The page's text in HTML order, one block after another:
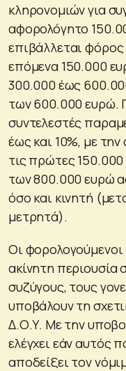
κληρονομιών για
αφορολόγητο
επιβάλλεται φόρος
επόμενα 150.000
300.000 έως
των 600.000 ευρώ.
συντελεστές
έως και 10%, με
τις πρώτες
των 800.000 ευρώ
όσο και κινητή
μετρητά).
Οι
ακίνητη περιουσία
συζύγους, τους
υποβάλουν τη
Δ.Ο.Υ. Με την
ελέγχει εάν αυτός
αποδείξει τον